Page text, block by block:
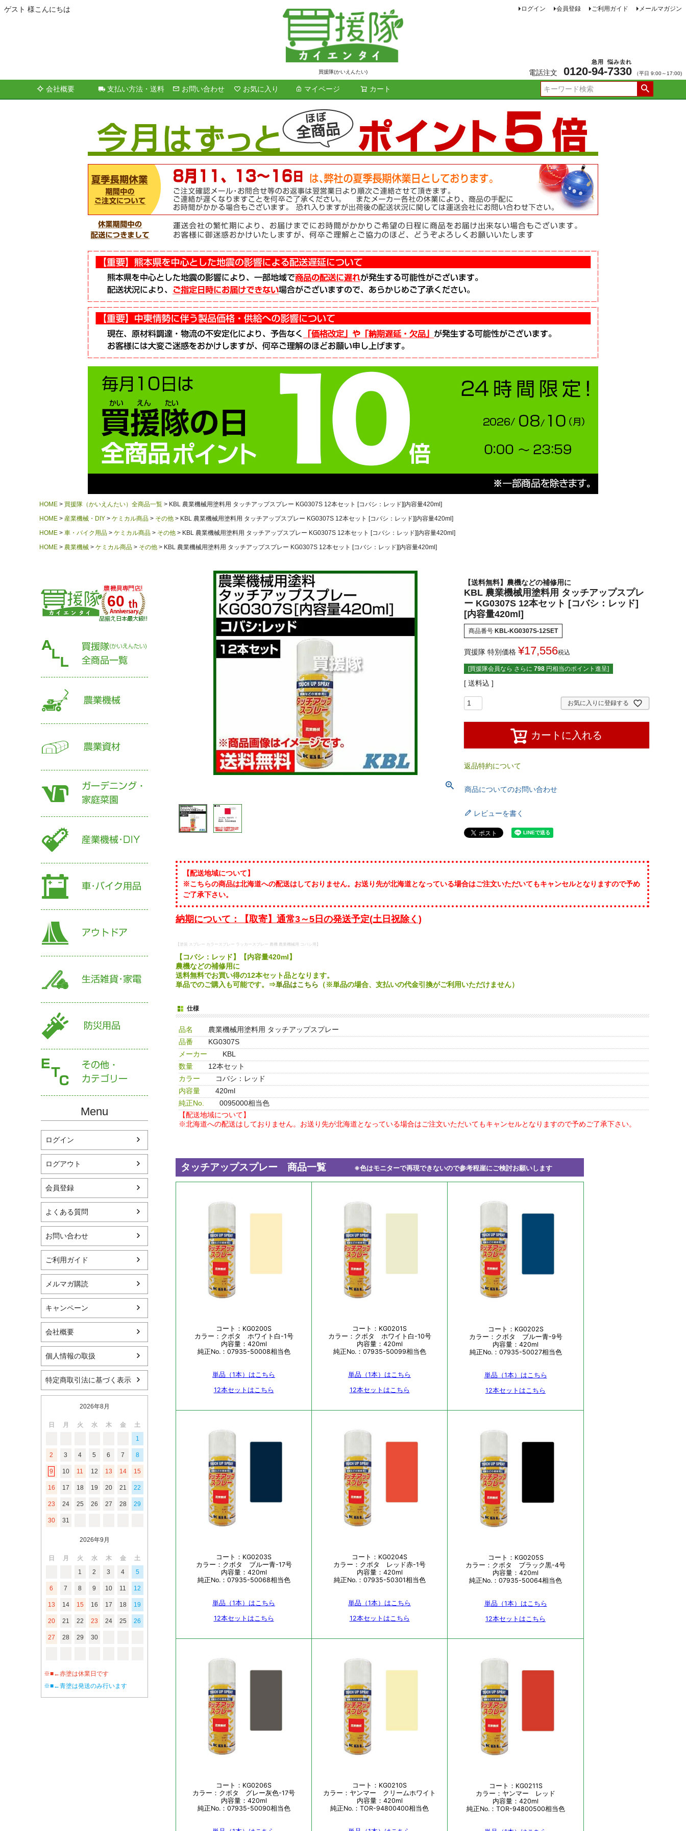
ゲスト 様こんにちは
買援隊(かいえんたい)
ログイン 会員登録 ご利用ガイド メールマガジン
電話注文 0120-94
急用
-7330
悩み去れ
（平日 9:00～17:00)
会社概要 支払い方法・送料 お問い合わせ お気に入り マイページ カート
検索
HOME 買援隊（かいえんたい）全商品一覧
KBL 農業機械用塗料用 タッチアップスプレー KG0307S 12本セット [コバシ：レッド][内容量420ml]
HOME
産業機械・DIY ケミカル商品 その他
KBL 農業機械用塗料用 タッチアップスプレー KG0307S 12本セット [コバシ：レッド][内容量420ml]
HOME
車・バイク用品 ケミカル商品 その他
KBL 農業機械用塗料用 タッチアップスプレー KG0307S 12本セット [コバシ：レッド][内容量420ml]
HOME
農業機械 ケミカル商品 その他 KBL 農業機械用塗料用 タッチアップスプレー KG0307S 12本セット [コバシ：レッド][内容量420ml]
60
Menu
ログイン
ログアウト
会員登録
よくある質問
お問い合わせ
ご利用ガイド
メルマガ購読
キャンペーン
会社概要
個人情報の取扱
特定商取引法に基づく表示
2026年8月
日 月 火 水 木 金
土
1
2 3 4 5 6 7 8
9 10 11 12 13 14 15
16 17 18 19 20 21 22
23 24 25 26 27 28 29
30 31
2026年9月
日 月 火 水 木 金
土
1
2 3 4 5
6 7 8 9 10 11 12
13 14 15 16 17 18 19
20 21 22 23 24 25 26
27 28 29 30
※■←赤塗は休業日です
※■←青塗は発送のみ行います
【送料無料】農機などの補修用に
KBL 農業機械用塗料用 タッチアップスプレ
ー KG0307S 12本セット [コバシ：レッド]
[内容量420ml]
商品番号 KBL-KG0307S-12SET
買援隊 特別価格 ¥17,556税込
[買援隊会員なら さらに 798 円相当のポイント進呈]
送料込
お気に入りに登録する
カートに入れる
返品特約について
商品についてのお問い合わせ
レビューを書く
【配送地域について】
※こちらの商品は北海道への配送はしておりません。お送り先が北海道となっている場合はご注文いただいてもキャンセルとなりますので予め
ご了承下さい。
納期について：【取寄】通常3～5日の発送予定(土日祝除く)
【塗装 スプレー カラースプレー ラッカースプレー 農機 農業機械用 コバシ用】
【コバシ：レッド】【内容量420ml】
農機などの補修用に
送料無料でお買い得の12本セット品となります。
単品でのご購入も可能です。⇒単品はこちら （※単品の場合、支払いの代金引換がご利用いただけません）
仕様
品名
農業機械用塗料用 タッチアップスプレー
品番
KG0307S
メーカー
KBL
数量
12本セット
カラー
コバシ：レッド
内容量
420ml
純正No.
0095000相当色
【配送地域について】
※北海道への配送はしておりません。お送り先が北海道となっている場合はご注文いただいてもキャンセルとなりますので予めご了承下さい。